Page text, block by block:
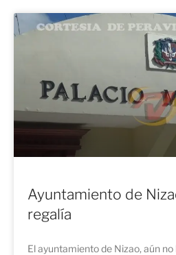
Ayuntamiento de
regalía
El ayuntamiento de Nizao, aún